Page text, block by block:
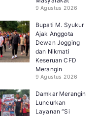
9 Agustus 2026
Bupati M. Syukur
Ajak Anggota
Dewan Jogging
dan Nikmati
Keseruan CFD
Merangin
9 Agustus 2026
Damkar Merangin
Luncurkan
Layanan “Si